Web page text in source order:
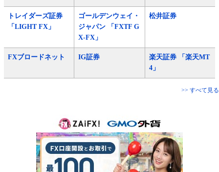
トレイダーズ証券
「LIGHT FX」
ゴールデンウェイ・
ジャパン 「FXTF G
X-FX」
松井証券
FXブロードネット IG証券
楽天証券 「楽天MT
4」
>> すべて見る